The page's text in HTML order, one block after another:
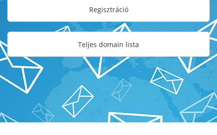
Regisztráció
Teljes domain lista